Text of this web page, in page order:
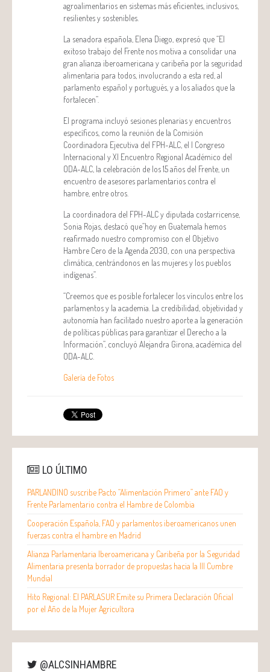
agroalimentarios en sistemas más eficientes, inclusivos,
resilientes y sostenibles.
La senadora española, Elena Diego, expresó que “El
exitoso trabajo del Frente nos motiva a consolidar una
gran alianza iberoamericana y caribeña por la seguridad
alimentaria para todos, involucrando a esta red, al
parlamento español y portugués, y a los aliados que la
fortalecen”.
El programa incluyó sesiones plenarias y encuentros
específicos, como la reunión de la Comisión
Coordinadora Ejecutiva del FPH-ALC, el I Congreso
Internacional y XI Encuentro Regional Académico del
ODA-ALC, la celebración de los 15 años del Frente, un
encuentro de asesores parlamentarios contra el
hambre, entre otros.
La coordinadora del FPH-ALC y diputada costarricense,
Sonia Rojas, destacó que”hoy en Guatemala hemos
reafirmado nuestro compromiso con el Objetivo
Hambre Cero de la Agenda 2030, con una perspectiva
climática, centrándonos en las mujeres y los pueblos
indígenas”.
“Creemos que es posible fortalecer los vínculos entre los
parlamentos y la academia. La credibilidad, objetividad y
autonomía han facilitado nuestro aporte a la generación
de políticas públicas para garantizar el Derecho a la
Información”, concluyó Alejandra Girona, académica del
ODA-ALC.
Galería de Fotos
LO ÚLTIMO
PARLANDINO suscribe Pacto “Alimentación Primero” ante FAO y
Frente Parlamentario contra el Hambre de Colombia
Cooperación Española, FAO y parlamentos iberoamericanos unen
fuerzas contra el hambre en Madrid
Alianza Parlamentaria Iberoamericana y Caribeña por la Seguridad
Alimentaria presenta borrador de propuestas hacia la III Cumbre
Mundial
Hito Regional: El PARLASUR Emite su Primera Declaración Oficial
por el Año de la Mujer Agricultora
@ALCSINHAMBRE